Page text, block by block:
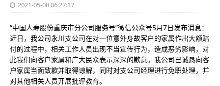
2021-05-08 06:27:17
“中国人寿股份重庆市分公司服务号”微信公众号5月7日发布消息：
近日，我公司永川支公司在对一位意外身故客户的家属作出大额赔
付的过程中，相关工作人员出现不当宣传行为，造成恶劣影响，对
此我们向客户家属和广大民众表示深深的歉意。我公司已诚恳向客
户家属当面致歉并取得谅解，同时对支公司经理进行免职处理，并
对其他相关人员开展批评教育。